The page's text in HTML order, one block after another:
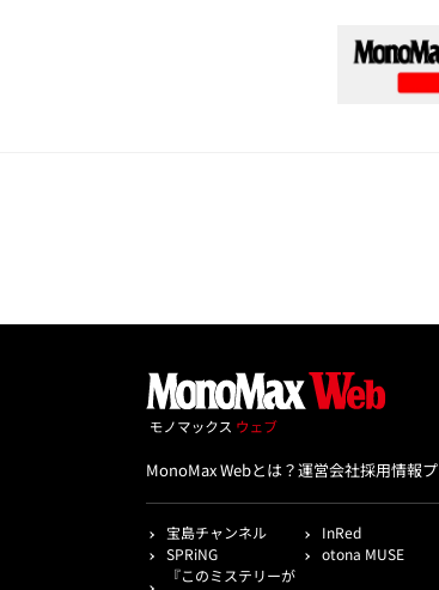
MonoMax Webとは？運営会社採用情報
宝島チャンネル InRed
SPRiNG
otona MUSE
『このミステリーが